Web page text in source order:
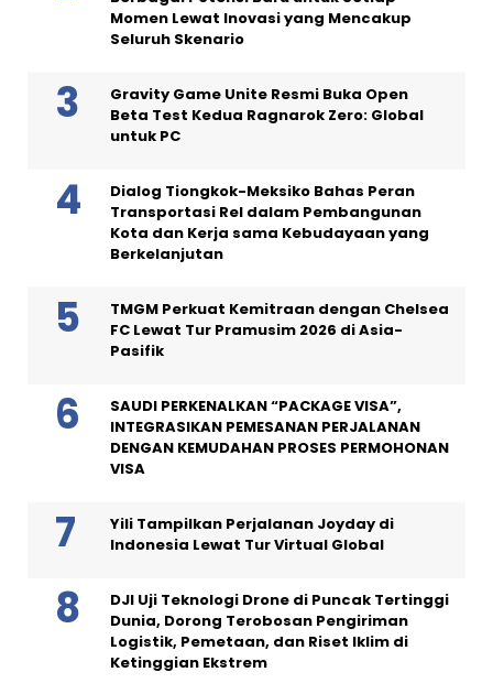
Momen Lewat Inovasi yang Mencakup
Seluruh Skenario
Gravity Game Unite Resmi Buka Open
Beta Test Kedua Ragnarok Zero: Global
untuk PC
Dialog Tiongkok-Meksiko Bahas Peran
Transportasi Rel dalam Pembangunan
Kota dan Kerja sama Kebudayaan yang
Berkelanjutan
TMGM Perkuat Kemitraan dengan Chelsea
FC Lewat Tur Pramusim 2026 di Asia-
Pasifik
SAUDI PERKENALKAN “PACKAGE VISA”,
INTEGRASIKAN PEMESANAN PERJALANAN
DENGAN KEMUDAHAN PROSES PERMOHONAN
VISA
Yili Tampilkan Perjalanan Joyday di
Indonesia Lewat Tur Virtual Global
DJI Uji Teknologi Drone di Puncak Tertinggi
Dunia, Dorong Terobosan Pengiriman
Logistik, Pemetaan, dan Riset Iklim di
Ketinggian Ekstrem